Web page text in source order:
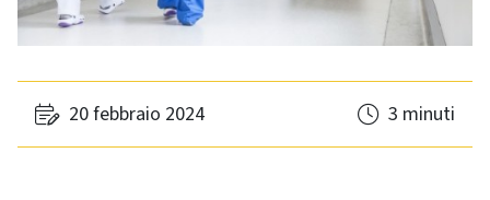
20 febbraio 2024 3 minuti